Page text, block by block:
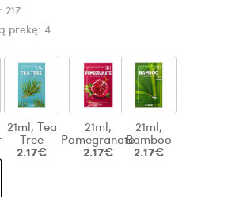
217
prekę: 4
21ml, Tea
Tree
2.17€
21ml,
Pomegranate
2.17€
21ml,
Bamboo
2.17€